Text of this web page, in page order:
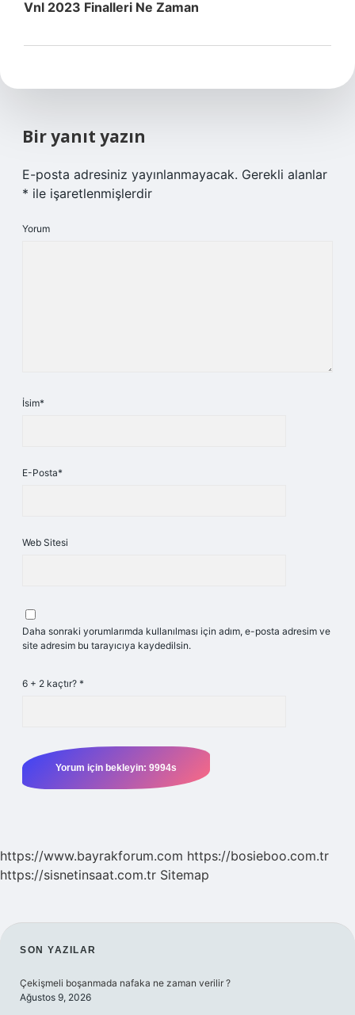
Vnl 2023 Finalleri Ne Zaman
Bir yanıt yazın
E-posta adresiniz yayınlanmayacak. Gerekli alanlar
* ile işaretlenmişlerdir
Yorum
İsim*
E-Posta*
Web Sitesi
Daha sonraki yorumlarımda kullanılması için adım, e-posta adresim ve
site adresim bu tarayıcıya kaydedilsin.
6 + 2 kaçtır? *
https://www.bayrakforum.com https://bosieboo.com.tr
https://sisnetinsaat.com.tr Sitemap
SIDEBAR
SON YAZILAR
Çekişmeli boşanmada nafaka ne zaman verilir ?
Ağustos 9, 2026